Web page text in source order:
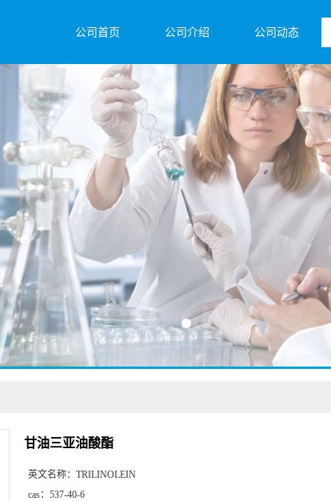
公司首页 公司介绍 公司动态
甘油三亚油酸酯
英文名称： TRILINOLEIN
cas： 537-40-6